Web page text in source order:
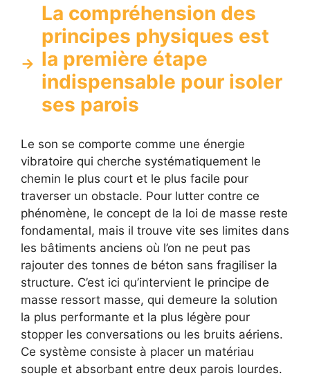
La compréhension des
principes physiques est
la première étape
indispensable pour isoler
ses parois
Le son se comporte comme une énergie
vibratoire qui cherche systématiquement le
chemin le plus court et le plus facile pour
traverser un obstacle. Pour lutter contre ce
phénomène, le concept de la loi de masse reste
fondamental, mais il trouve vite ses limites dans
les bâtiments anciens où l’on ne peut pas
rajouter des tonnes de béton sans fragiliser la
structure. C’est ici qu’intervient le principe de
masse ressort masse, qui demeure la solution
la plus performante et la plus légère pour
stopper les conversations ou les bruits aériens.
Ce système consiste à placer un matériau
souple et absorbant entre deux parois lourdes.